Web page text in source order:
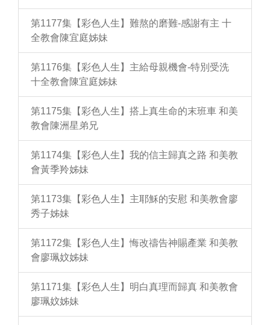
第1177集【彩色人生】難熬的磨難-感謝有主 十
全教會陳宜庭姊妹
第1176集【彩色人生】主給母親機會-特別受洗
十全教會陳宜庭姊妹
第1175集【彩色人生】搭上真生命的末班車 和美
教會陳洲星弟兄
第1174集【彩色人生】我的信主歸真之路 和美教
會黃季羚姊妹
第1173集【彩色人生】主耶穌的安慰 和美教會廖
秀子姊妹
第1172集【彩色人生】悔改禱告神賜產業 和美教
會廖珮妏姊妹
第1171集【彩色人生】明白真理而歸真 和美教會
廖珮妏姊妹